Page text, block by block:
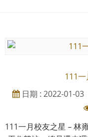
111
日期 : 2022-01-03
111一月校友之星 – 林